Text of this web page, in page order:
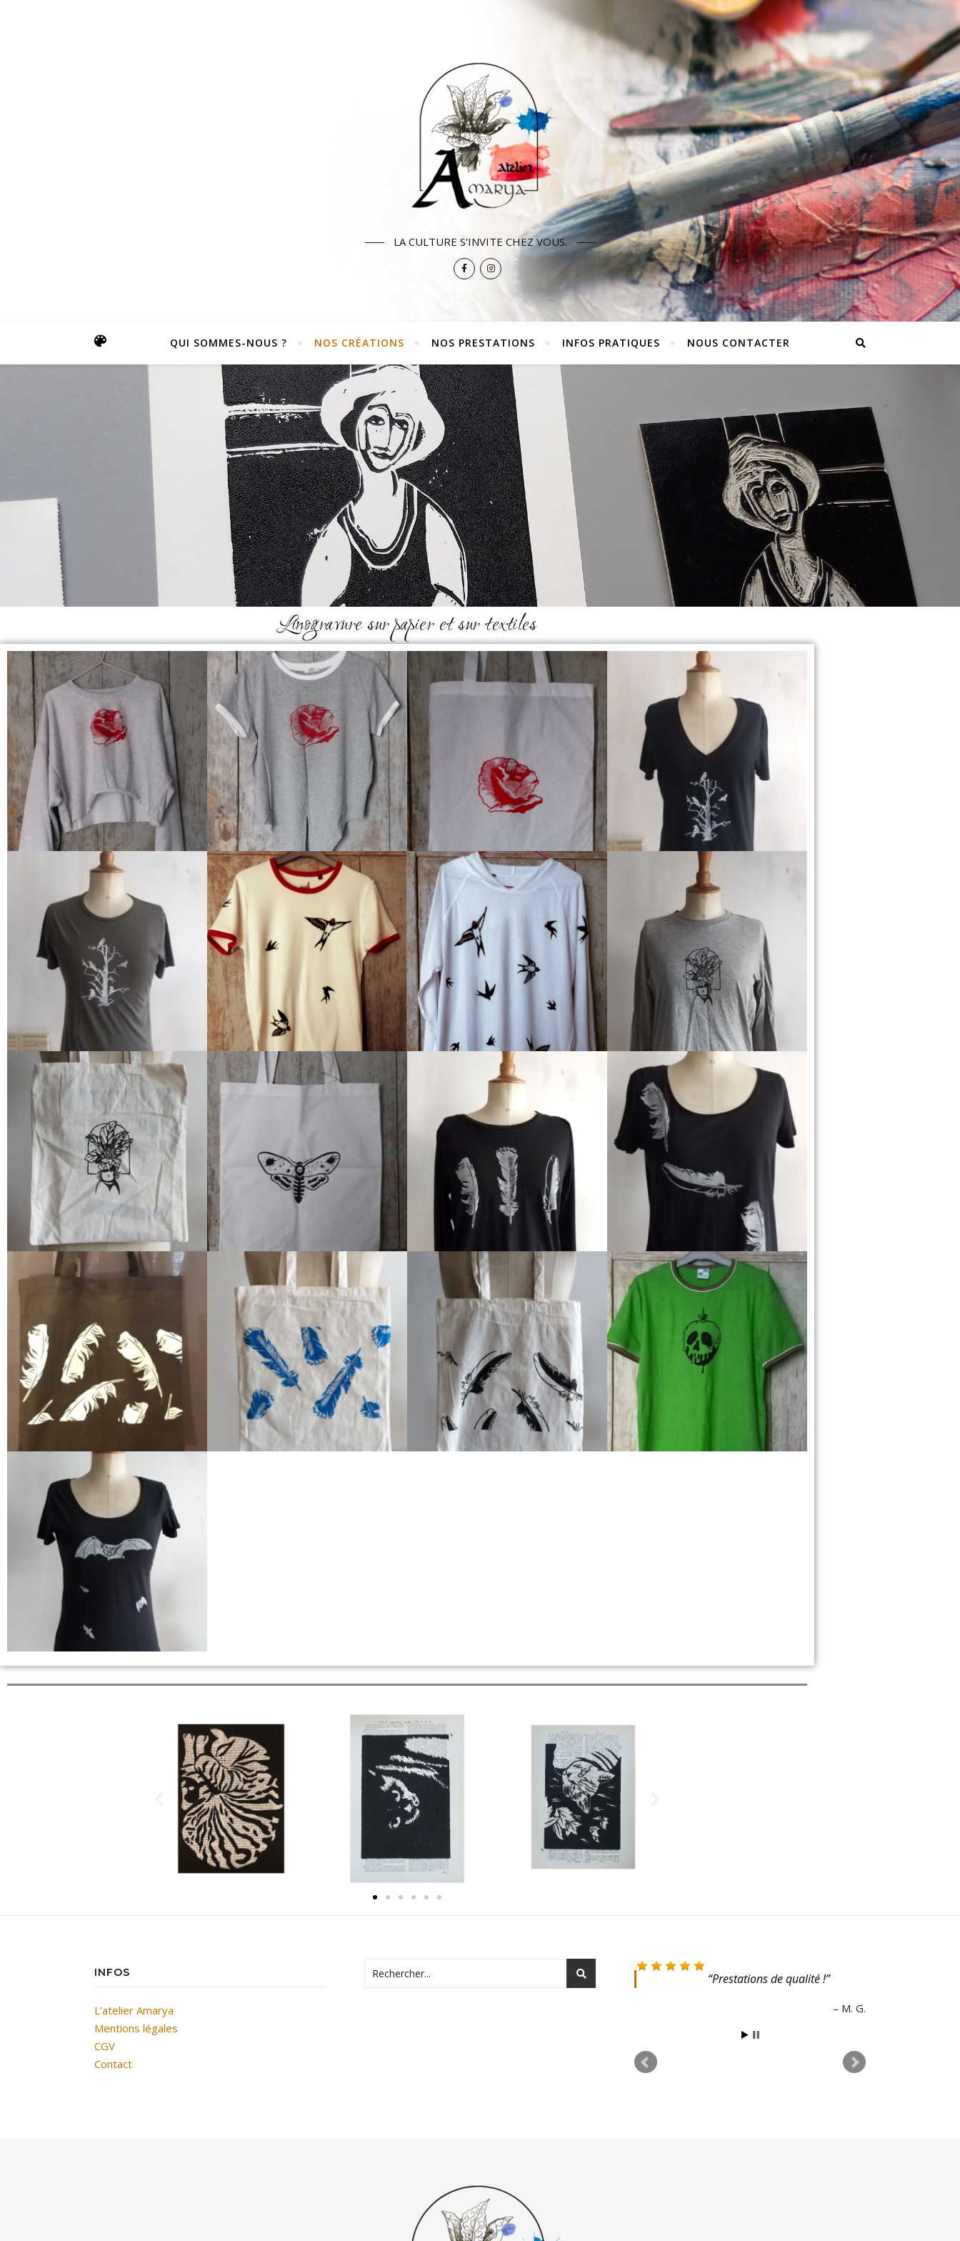
LA CULTURE S'INVITE CHEZ VOUS.
QUI SOMMES-NOUS ? NOS CRÉATIONS NOS PRESTATIONS INFOS PRATIQUES NOUS CONTACTER
Linogravure sur papier et sur textiles
INFOS
L’atelier Amarya
Mentions légales
CGV
Contact
Magnifique site !
Laura B.